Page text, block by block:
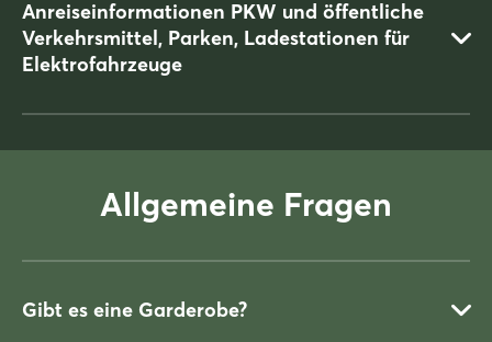
Anreiseinformationen PKW und öffentliche
Verkehrsmittel, Parken, Ladestationen für
Elektrofahrzeuge
Alle Informationen zur Anreise und zum Parken finden Sie auf
Bitte klicken siehier.
Allgemeine Fragen
Gibt es eine Garderobe?